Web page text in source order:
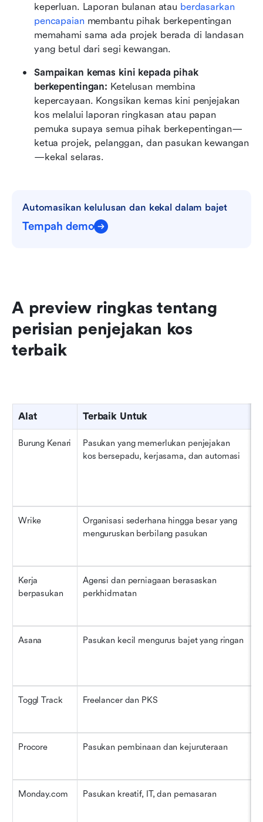
keperluan. Laporan bulanan atau berdasarkan
pencapaian membantu pihak berkepentingan
memahami sama ada projek berada di landasan
yang betul dari segi kewangan.
Sampaikan kemas kini kepada pihak
berkepentingan: Ketelusan membina
kepercayaan. Kongsikan kemas kini penjejakan
kos melalui laporan ringkasan atau papan
pemuka supaya semua pihak berkepentingan—
ketua projek, pelanggan, dan pasukan kewangan
—kekal selaras.
Automasikan kelulusan dan kekal dalam bajet
Tempah demo
A preview ringkas tentang
perisian penjejakan kos
terbaik
Alat Terbaik Untuk
Burung Kenari
Pasukan yang memerlukan penjejakan
kos bersepadu, kerjasama, dan automasi
Wrike
Organisasi sederhana hingga besar yang
menguruskan berbilang pasukan
Kerja
berpasukan
Agensi dan perniagaan berasaskan
perkhidmatan
Asana Pasukan kecil mengurus bajet yang ringan
Toggl Track Freelancer dan PKS
Procore Pasukan pembinaan dan kejuruteraan
Monday.com Pasukan kreatif, IT, dan pemasaran